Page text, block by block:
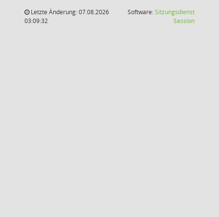
Letzte Änderung: 07.08.2026
03:09:32
Software:Sitzungsdienst
Session(Wird in